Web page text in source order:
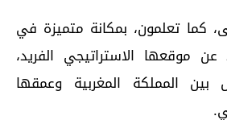
كما تعلمون، بمكانة متميزة في
عن موقعها الاستراتيجي الفريد،
بين المملكة المغربية وعمقها